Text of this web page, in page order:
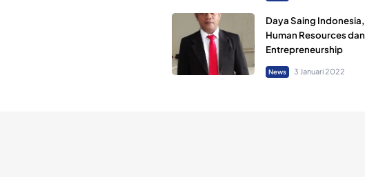
Daya Saing Indonesia,
Human Resources dan
Entrepreneurship
News 3 Januari 2022